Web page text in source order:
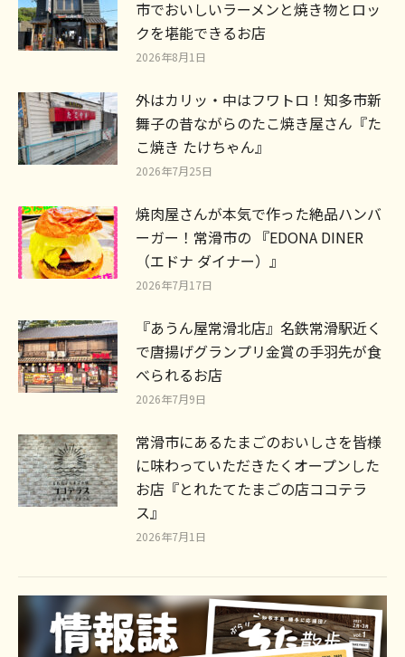
市でおいしいラーメンと焼き物とロッ
クを堪能できるお店
2026年8月1日
外はカリッ・中はフワトロ！知多市新
舞子の昔ながらのたこ焼き屋さん『た
こ焼き たけちゃん』
2026年7月25日
焼肉屋さんが本気で作った絶品ハンバ
ーガー！常滑市の 『EDONA DINER
（エドナ ダイナー）』
2026年7月17日
『あうん屋常滑北店』名鉄常滑駅近く
で唐揚げグランプリ金賞の手羽先が食
べられるお店
2026年7月9日
常滑市にあるたまごのおいしさを皆様
に味わっていただきたくオープンした
お店『とれたてたまごの店ココテラ
ス』
2026年7月1日